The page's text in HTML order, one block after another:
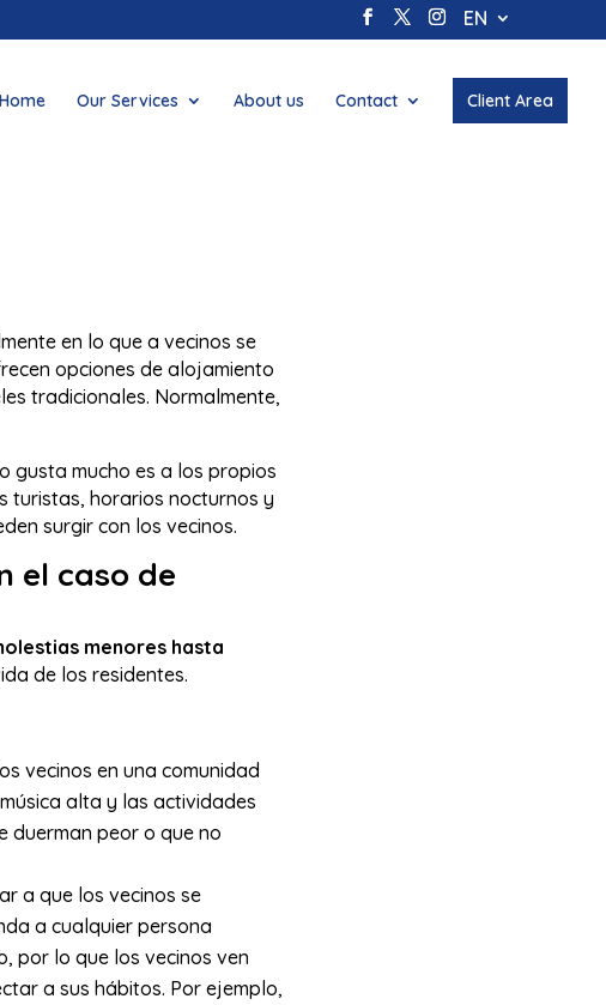
EN
Home Our Services About us Contact Client Area
en lo que a vecinos se
opciones de alojamiento
tradicionales. Normalmente,
gusta mucho es a los propios
turistas, horarios nocturnos y
surgir con los vecinos.
el caso de
menores hasta
de los residentes.
vecinos en una comunidad
alta y las actividades
duerman peor o que no
a que los vecinos se
a cualquier persona
por lo que los vecinos ven
a sus hábitos. Por ejemplo,